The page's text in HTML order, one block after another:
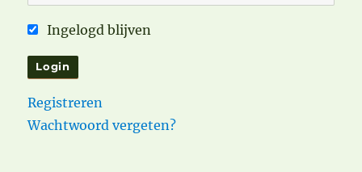
Ingelogd blijven
Registreren
Wachtwoord vergeten?